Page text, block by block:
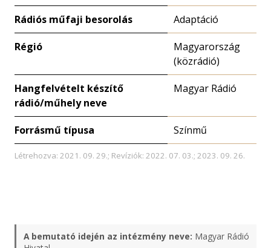
Rádiós műfaji besorolás Adaptáció
Régió
Magyarország
(közrádió)
Hangfelvételt készítő
rádió/műhely neve
Magyar Rádió
Forrásmű típusa Színmű
Létrehozva: 2021. 09. 29.; Revíziók: 2022. 07. 03.; 2023. 09. 26.
A bemutató idején az intézmény neve: Magyar Rádió